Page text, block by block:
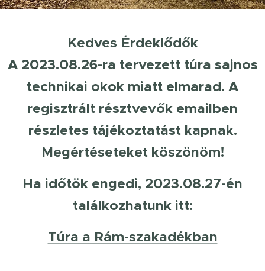
❗️Kedves Érdeklődők❗️
A 2023.08.26-ra tervezett túra sajnos
technikai okok miatt elmarad. A
regisztrált résztvevők emailben
részletes tájékoztatást kapnak.
Megértéseteket köszönöm!
Ha időtök engedi, 2023.08.27-én
találkozhatunk itt:
Túra a Rám-szakadékban